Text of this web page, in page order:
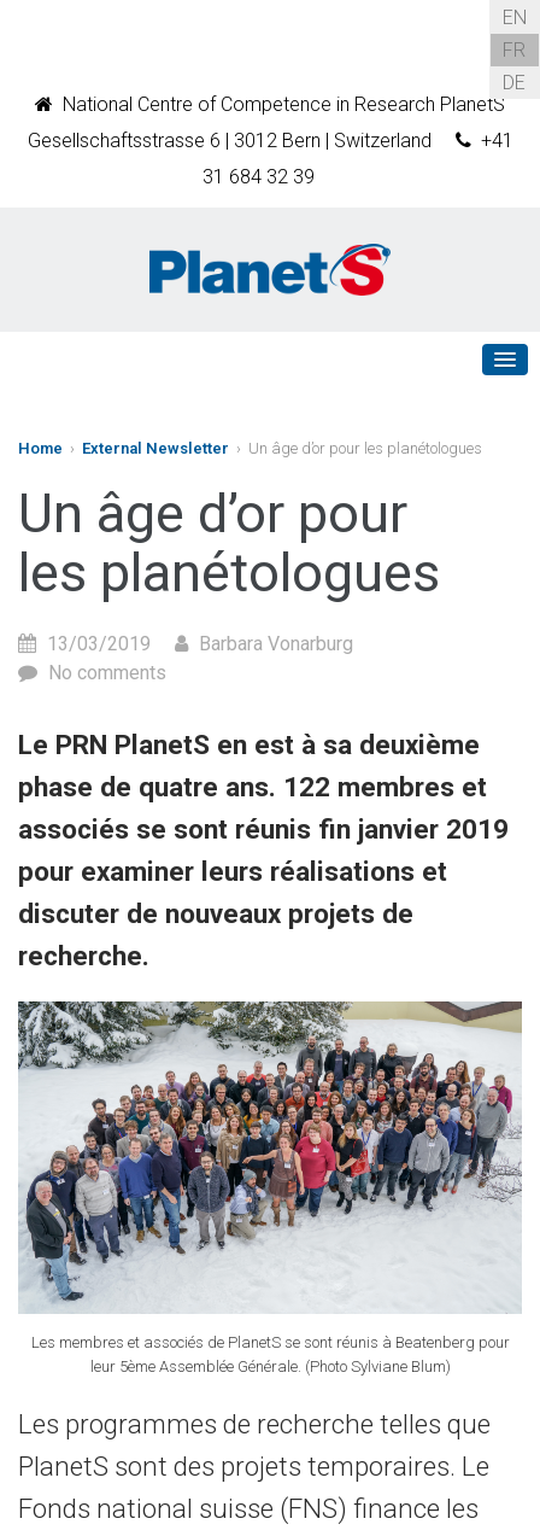
National Centre of Competence in Research PlanetS
Gesellschaftsstrasse 6 | 3012 Bern | Switzerland
+41
31 684 32 39
EN
FR
DE
Home › External Newsletter › Un âge d’or pour les planétologues
Un âge d’or pour
les planétologues
13/03/2019
Barbara Vonarburg
No comments
Le PRN PlanetS en est à sa deuxième
phase de quatre ans. 122 membres et
associés se sont réunis fin janvier 2019
pour examiner leurs réalisations et
discuter de nouveaux projets de
recherche.
Les membres et associés de PlanetS se sont réunis à Beatenberg pour
leur 5ème Assemblée Générale. (Photo Sylviane Blum)
Les programmes de recherche telles que
PlanetS sont des projets temporaires. Le
Fonds national suisse (FNS) finance les